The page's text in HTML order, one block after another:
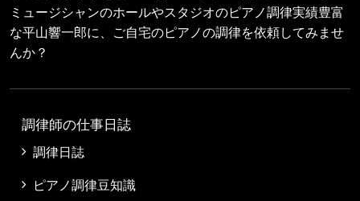
ミュージシャンのホールやスタジオのピアノ調律実績豊富
な平山響一郎に、ご自宅のピアノの調律を依頼してみませ
んか？
調律師の仕事日誌
調律日誌
ピアノ調律豆知識